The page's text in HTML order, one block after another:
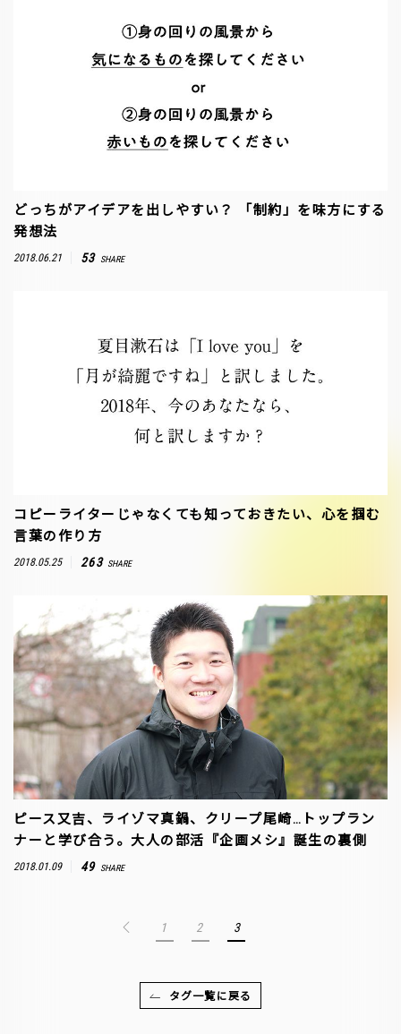
どっちがアイデアを出しやすい？ 「制約」を味方にする
発想法
2018.06.21 53 SHARE
コピーライターじゃなくても知っておきたい、心を掴む
言葉の作り方
2018.05.25 263 SHARE
ピース又吉、ライゾマ真鍋、クリープ尾崎…トップラン
ナーと学び合う。大人の部活『企画メシ』誕生の裏側
2018.01.09 49 SHARE
1 2 3
タグ一覧に戻る